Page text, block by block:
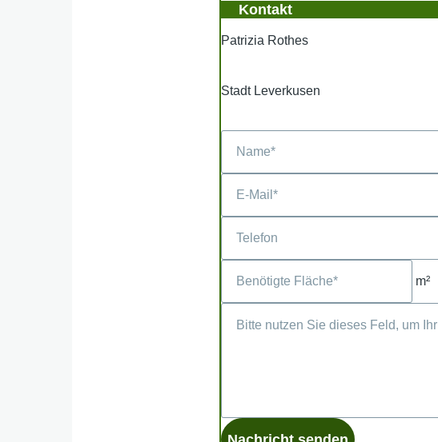
Kontakt
Patrizia Rothes
Stadt Leverkusen
m²